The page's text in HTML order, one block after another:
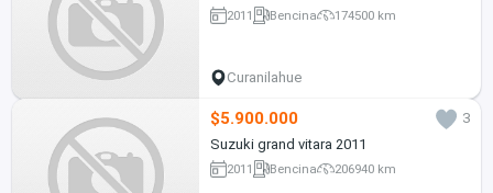
2011 Bencina 174500 km
Curanilahue
$5.900.000
3
Suzuki grand vitara 2011
2011 Bencina 206940 km